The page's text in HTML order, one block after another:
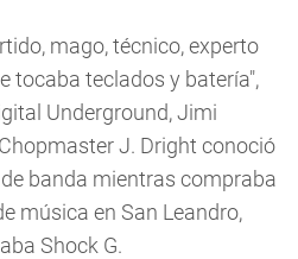
mago, técnico, experto
tocaba teclados y batería",
Underground, Jimi
J. Dright conoció
banda mientras compraba
música en San Leandro,
Shock G.